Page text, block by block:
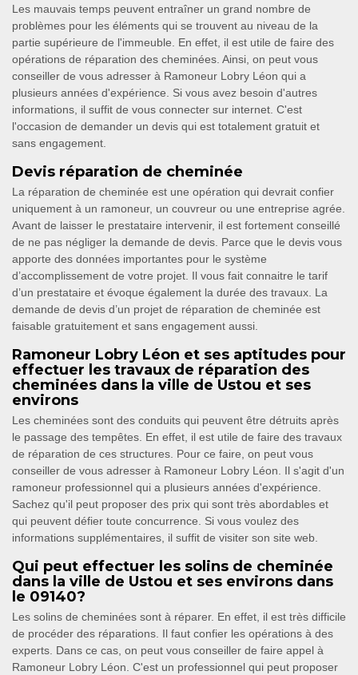
Les mauvais temps peuvent entraîner un grand nombre de
problèmes pour les éléments qui se trouvent au niveau de la
partie supérieure de l'immeuble. En effet, il est utile de faire des
opérations de réparation des cheminées. Ainsi, on peut vous
conseiller de vous adresser à Ramoneur Lobry Léon qui a
plusieurs années d'expérience. Si vous avez besoin d'autres
informations, il suffit de vous connecter sur internet. C'est
l'occasion de demander un devis qui est totalement gratuit et
sans engagement.
Devis réparation de cheminée
La réparation de cheminée est une opération qui devrait confier
uniquement à un ramoneur, un couvreur ou une entreprise agrée.
Avant de laisser le prestataire intervenir, il est fortement conseillé
de ne pas négliger la demande de devis. Parce que le devis vous
apporte des données importantes pour le système
d’accomplissement de votre projet. Il vous fait connaitre le tarif
d’un prestataire et évoque également la durée des travaux. La
demande de devis d’un projet de réparation de cheminée est
faisable gratuitement et sans engagement aussi.
Ramoneur Lobry Léon et ses aptitudes pour
effectuer les travaux de réparation des
cheminées dans la ville de Ustou et ses
environs
Les cheminées sont des conduits qui peuvent être détruits après
le passage des tempêtes. En effet, il est utile de faire des travaux
de réparation de ces structures. Pour ce faire, on peut vous
conseiller de vous adresser à Ramoneur Lobry Léon. Il s'agit d'un
ramoneur professionnel qui a plusieurs années d'expérience.
Sachez qu'il peut proposer des prix qui sont très abordables et
qui peuvent défier toute concurrence. Si vous voulez des
informations supplémentaires, il suffit de visiter son site web.
Qui peut effectuer les solins de cheminée
dans la ville de Ustou et ses environs dans
le 09140?
Les solins de cheminées sont à réparer. En effet, il est très difficile
de procéder des réparations. Il faut confier les opérations à des
experts. Dans ce cas, on peut vous conseiller de faire appel à
Ramoneur Lobry Léon. C'est un professionnel qui peut proposer